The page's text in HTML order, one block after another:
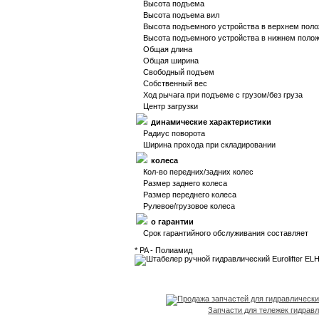
Высота подъема
Высота подъема вил
Высота подъемного устройства в верхнем
Высота подъемного устройства в нижнем
Общая длина
Общая ширина
Свободный подъем
Собственный вес
Ход рычага при подъеме с грузом/без груза
Центр загрузки
динамические характеристики
Радиус поворота
Ширина прохода при складировании
колеса
Кол-во передних/задних колес
Размер заднего колеса
Размер переднего колеса
Рулевое/грузовое колеса
о гарантии
Срок гарантийного обслуживания составляет
* PA - Полиамид
Запчасти для тележек